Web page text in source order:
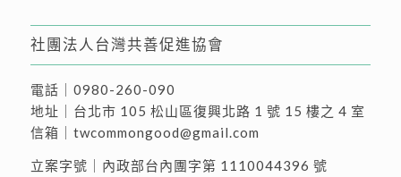
社團法人台灣共善促進協會
電話｜ 0980-260-090
地址｜ 台北市 105 松山區復興北路 1 號 15 樓之 4 室
信箱｜ twcommongood@gmail.com
立案字號｜內政部台內團字第 1110044396 號